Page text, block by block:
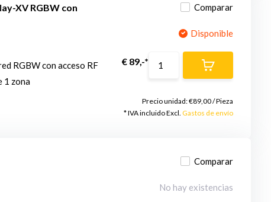
XV RGBW con
RGBW con acceso RF
1 zona
Comparar
Disponible
€ 89,-*
Precio unidad:€89,00/Pieza
* IVA incluido Excl.Gastos de envío
Comparar
No hay existencias